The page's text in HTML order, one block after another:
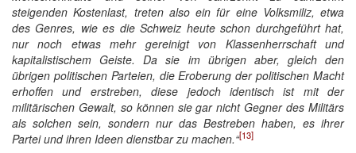
steigenden Kostenlast, treten also ein für eine Volksmiliz, etwa
des Genres, wie es die Schweiz heute schon durchgeführt hat,
nur noch etwas mehr gereinigt von Klassenherrschaft und
kapitalistischem Geiste. Da sie im übrigen aber, gleich den
übrigen politischen Parteien, die Eroberung der politischen Macht
erhoffen und erstreben, diese jedoch identisch ist mit der
militärischen Gewalt, so können sie gar nicht Gegner des Militärs
als solchen sein, sondern nur das Bestreben haben, es ihrer
Partei und ihren Ideen dienstbar zu machen.“[13]